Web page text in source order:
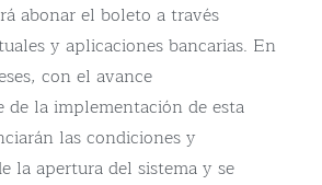
abonar el boleto a través
y aplicaciones bancarias. En
con el avance
de la implementación de esta
las condiciones y
la apertura del sistema y se